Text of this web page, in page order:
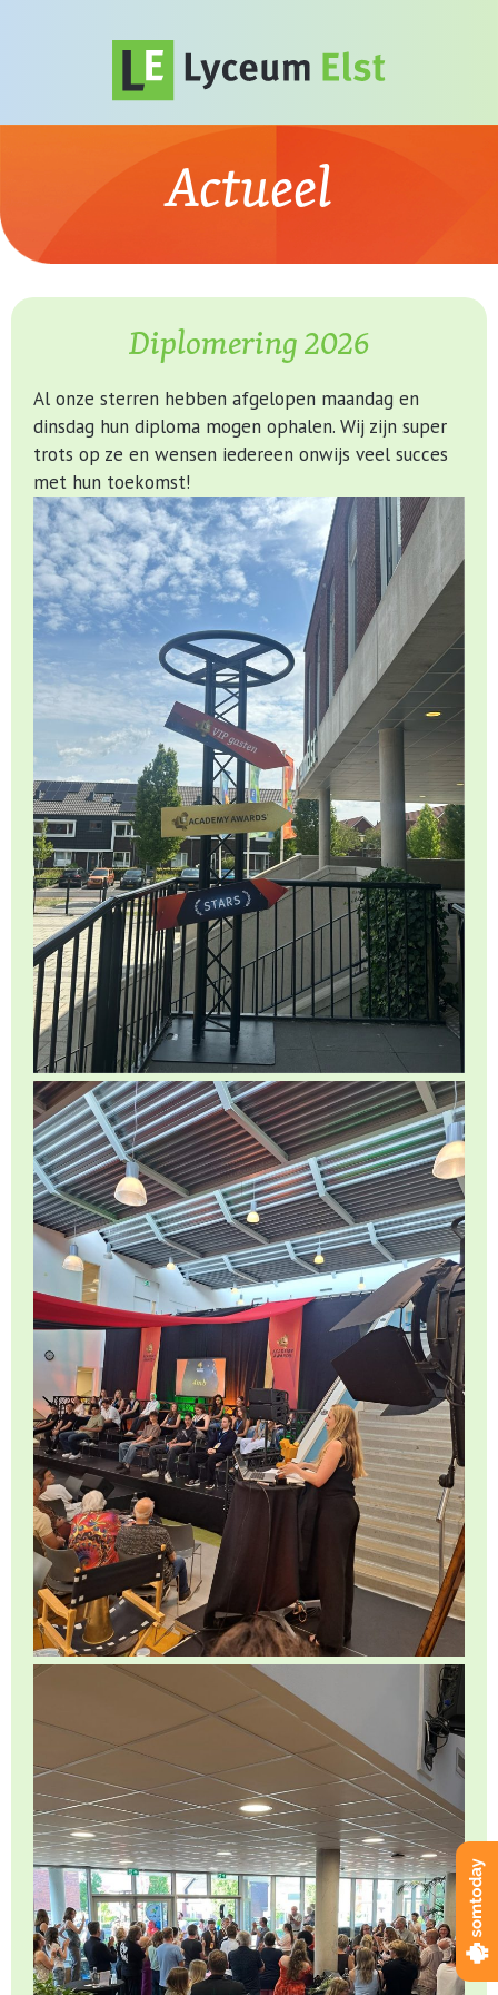
Actueel
Diplomering 2026
Al onze sterren hebben afgelopen maandag en
dinsdag hun diploma mogen ophalen. Wij zijn super
trots op ze en wensen iedereen onwijs veel succes
met hun toekomst!